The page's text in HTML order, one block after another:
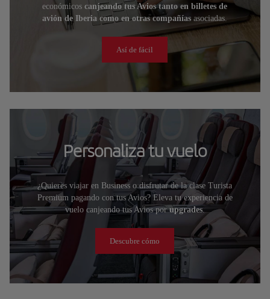
económicoscanjeando tus Avios tanto en billetes de
avión de Iberia como en otras compañías asociadas.
Así de fácil
Personaliza tu vuelo
¿Quieres viajar en Business o disfrutar de la clase Turista
Premium pagando con tus Avios? Eleva tu experiencia de
vuelo canjeando tus Avios porupgrades.
Descubre cómo